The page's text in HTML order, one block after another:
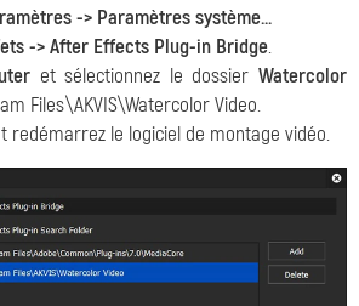
-> Paramètres système...
-> After Effects Plug-in Bridge.
et sélectionnez le dossierWatercolor
Files\AKVIS\Watercolor Video.
redémarrez le logiciel de montage vidéo.